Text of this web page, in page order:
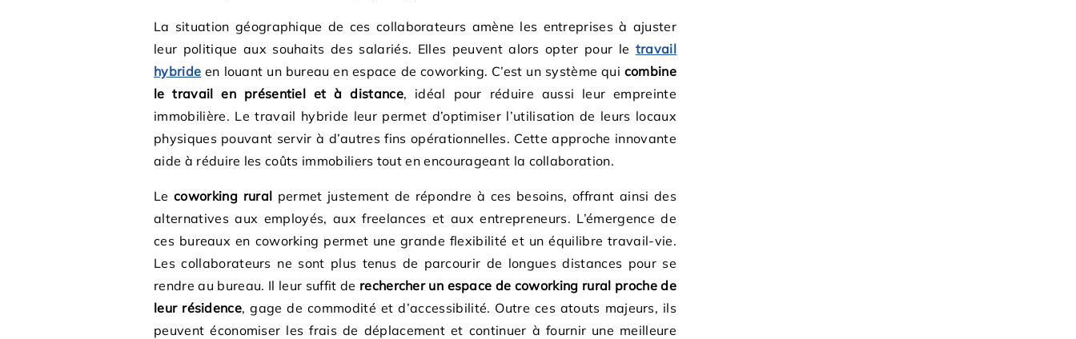
La situation géographique de ces collaborateurs amène les entreprises à ajuster
leur politique aux souhaits des salariés. Elles peuvent alors opter pour le travail
hybride en louant un bureau en espace de coworking. C’est un système qui combine
le travail en présentiel et à distance, idéal pour réduire aussi leur empreinte
immobilière. Le travail hybride leur permet d’optimiser l’utilisation de leurs locaux
physiques pouvant servir à d’autres fins opérationnelles. Cette approche innovante
aide à réduire les coûts immobiliers tout en encourageant la collaboration.
Lecoworking rural permet justement de répondre à ces besoins, offrant ainsi des
alternatives aux employés, aux freelances et aux entrepreneurs. L’émergence de
ces bureaux en coworking permet une grande flexibilité et un équilibre travail-vie.
Les collaborateurs ne sont plus tenus de parcourir de longues distances pour se
rendre au bureau. Il leur suffit de rechercher un espace de coworking rural proche de
leur résidence, gage de commodité et d’accessibilité. Outre ces atouts majeurs, ils
peuvent économiser les frais de déplacement et continuer à fournir une meilleure